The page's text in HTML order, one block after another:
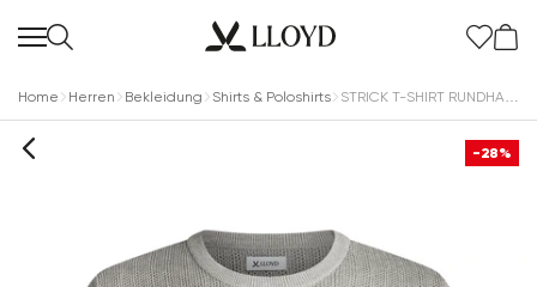
Home Herren Bekleidung Shirts & Poloshirts STRICK T-SHIRT RUNDHALS
-28%